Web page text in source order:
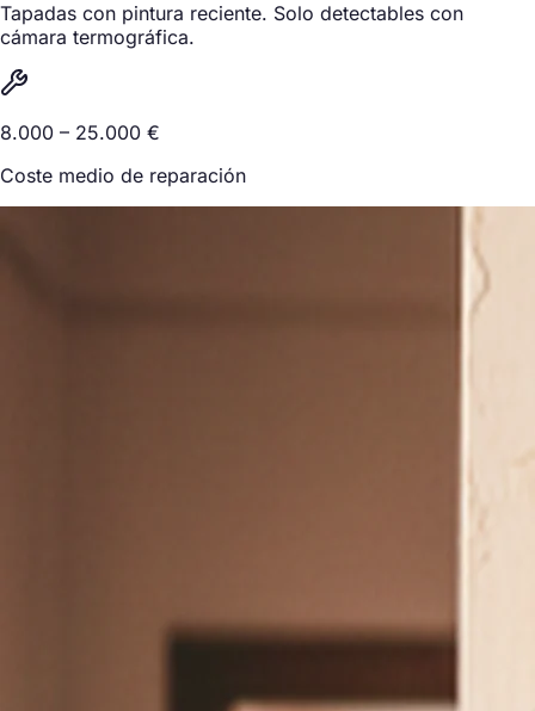
Tapadas con pintura reciente. Solo detectables con
cámara termográfica.
8.000 – 25.000 €
Coste medio de reparación